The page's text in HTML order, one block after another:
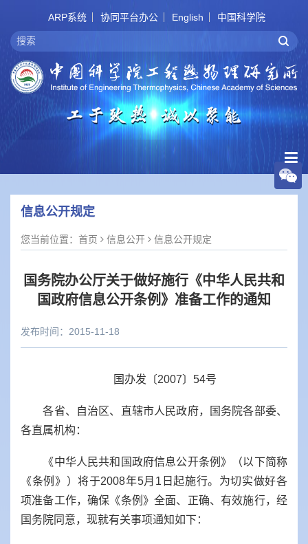
ARP系统 协同平台办公 English 中国科学院
信息公开规定
您当前位置： 首页 信息公开 信息公开规定
国务院办公厅关于做好施行《中华人民共和
国政府信息公开条例》准备工作的通知
发布时间：2015-11-18
国办发〔2007〕54号
各省、自治区、直辖市人民政府，国务院各部委、
各直属机构：
《中华人民共和国政府信息公开条例》（以下简称
《条例》）将于2008年5月1日起施行。为切实做好各
项准备工作，确保《条例》全面、正确、有效施行，经
国务院同意，现就有关事项通知如下：